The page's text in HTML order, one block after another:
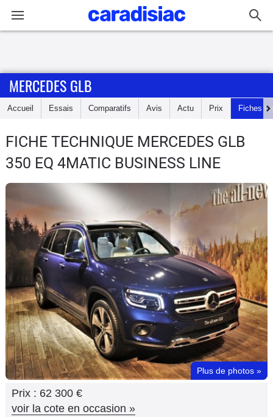
Accueil
Essais
Guide
Electriques
Utilitaires
Flottes
Auto
Services
Forum
Moto
MERCEDES GLB
Accueil Essais Comparatifs Avis Actu Prix Fiches
FICHE TECHNIQUE MERCEDES GLB
350 EQ 4MATIC BUSINESS LINE
Plus de photos »
Prix : 62 300 €
voir la cote en occasion »